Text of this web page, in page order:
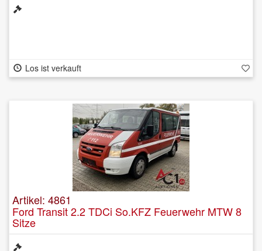
Los ist verkauft
Artikel: 4861
Ford Transit 2.2 TDCi So.KFZ Feuerwehr MTW 8
Sitze